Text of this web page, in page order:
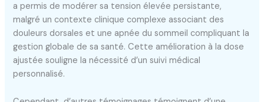
a permis de modérer sa tension élevée persistante,
malgré un contexte clinique complexe associant des
douleurs dorsales et une apnée du sommeil compliquant la
gestion globale de sa santé. Cette amélioration à la dose
ajustée souligne la nécessité d’un suivi médical
personnalisé.